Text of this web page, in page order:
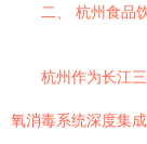
二、 杭州食品
杭州作为长江
氧消毒系统深度集